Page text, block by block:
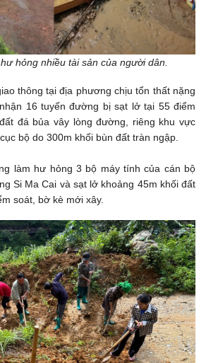
hỏng nhiều tài sản của người dân.
thông tại địa phương chịu tổn thất nặng
16 tuyến đường bị sạt lở tại 55 điểm
đá bủa vây lòng đường, riêng khu vực
bộ do 300m khối bùn đất tràn ngập.
làm hư hỏng 3 bộ máy tính của cán bộ
Si Ma Cai và sạt lở khoảng 45m khối đất
soát, bờ kè mới xây.